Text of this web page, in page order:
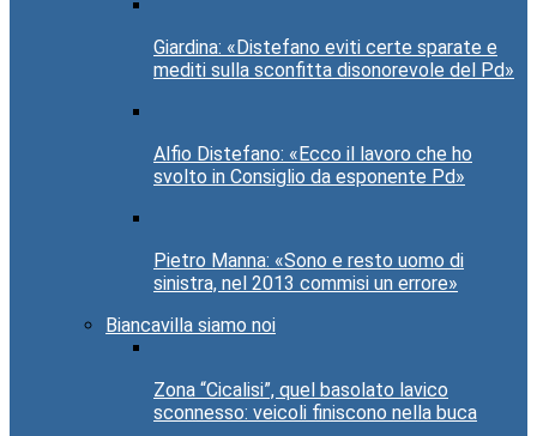
Giardina: «Distefano eviti certe sparate e
mediti sulla sconfitta disonorevole del Pd»
Alfio Distefano: «Ecco il lavoro che ho
svolto in Consiglio da esponente Pd»
Pietro Manna: «Sono e resto uomo di
sinistra, nel 2013 commisi un errore»
Biancavilla siamo noi
Zona “Cicalisi”, quel basolato lavico
sconnesso: veicoli finiscono nella buca